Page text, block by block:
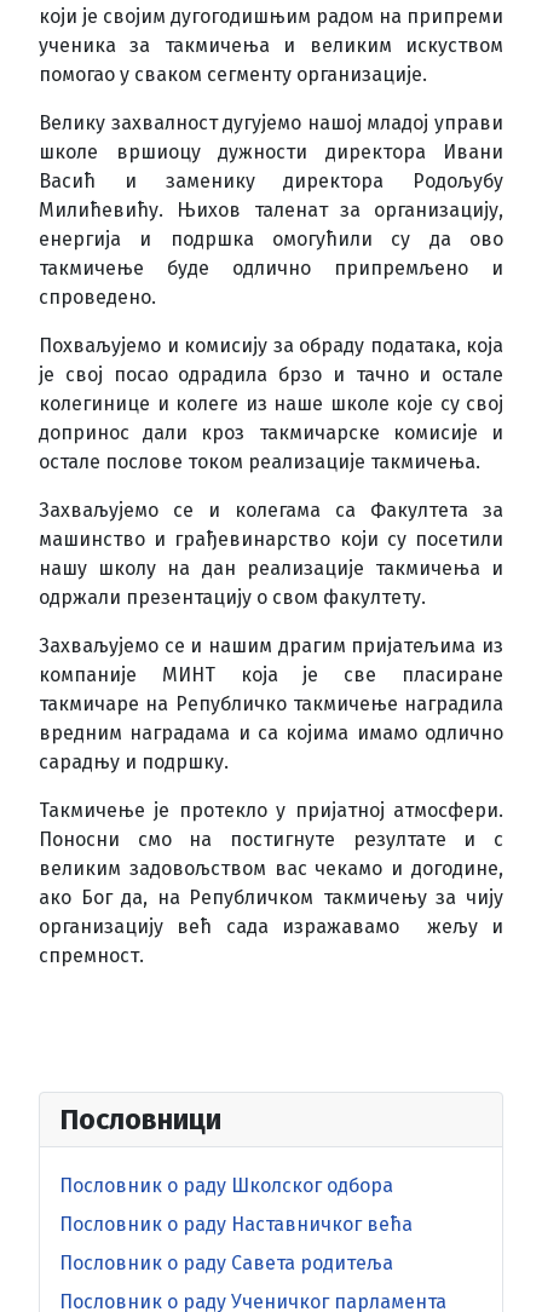
који је својим дугогодишњим радом на припреми
ученика за такмичења и великим искуством
помогао у сваком сегменту организације.
Велику захвалност дугујемо нашој младој управи
школе вршиоцу дужности директора Ивани
Васић и заменику директора Родољубу
Милићевићу. Њихов таленат за организацију,
енергија и подршка омогућили су да ово
такмичење буде одлично припремљено и
спроведено.
Похваљујемо и комисију за обраду података, која
је свој посао одрадила брзо и тачно и остале
колегинице и колеге из наше школе које су свој
допринос дали кроз такмичарске комисије и
остале послове током реализације такмичења.
Захваљујемо се и колегама са Факултета за
машинство и грађевинарство који су посетили
нашу школу на дан реализације такмичења и
одржали презентацију о свом факултету.
Захваљујемо се и нашим драгим пријатељима из
компаније МИНТ која је све пласиране
такмичаре на Републичко такмичење наградила
вредним наградама и са којима имамо одлично
сарадњу и подршку.
Такмичење је протекло у пријатној атмосфери.
Поносни смо на постигнуте резултате и с
великим задовољством вас чекамо и догодине,
ако Бог да, на Републичком такмичењу за чију
организацију већ сада изражавамо жељу и
спремност.
Пословници
Пословник о раду Школског одбора
Пословник о раду Наставничког већа
Пословник о раду Савета родитеља
Пословник о раду Ученичког парламента